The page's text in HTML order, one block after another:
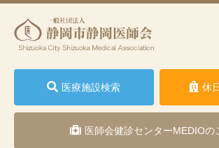
医療施設検索 休
医師会健診センターMEDIOの